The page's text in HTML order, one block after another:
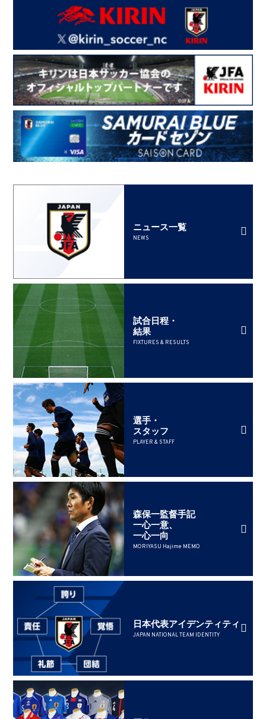
ニュース一覧
NEWS
試合日程・
結果
FIXTURES & RESULTS
選手・
スタッフ
PLAYER & STAFF
森保一監督手記
一心一意、
一心一向
MORIYASU Hajime MEMO
日本代表アイデンティティ
JAPAN NATIONAL TEAM IDENTITY